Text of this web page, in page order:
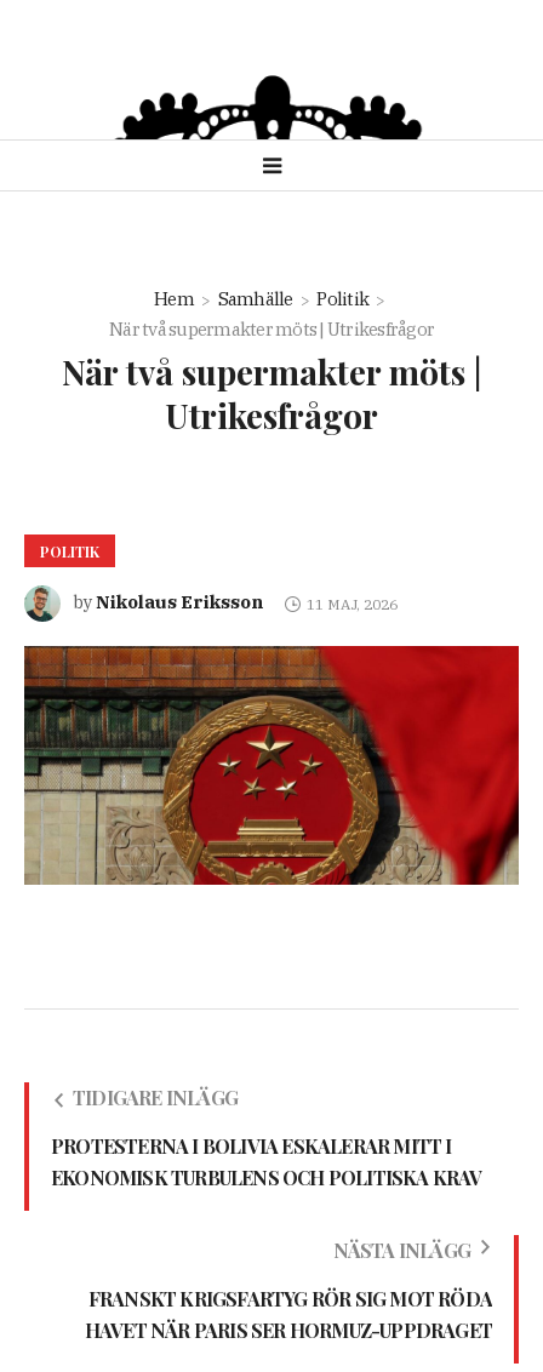
Hem Samhälle
Politik
När två supermakter möts | Utrikesfrågor
När två supermakter möts |
Utrikesfrågor
POLITIK
byNikolaus Eriksson 11 MAJ, 2026
TIDIGARE INLÄGG
PROTESTERNA I BOLIVIA ESKALERAR MITT I
EKONOMISK TURBULENS OCH POLITISKA KRAV
NÄSTA INLÄGG
FRANSKT KRIGSFARTYG RÖR SIG MOT RÖDA
HAVET NÄR PARIS SER HORMUZ-UPPDRAGET